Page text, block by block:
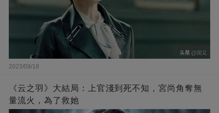
2023/09/18
《云之羽》大結局：上官淺到死不知，宮尚角奪無
量流火，為了救她